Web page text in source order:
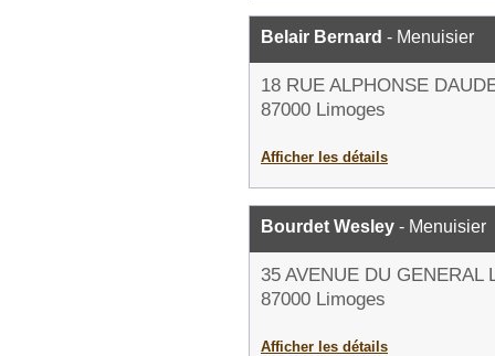
Belair Bernard - Menuisier
18 RUE ALPHONSE
87000 Limoges
Afficher les détails
Bourdet Wesley - Menuisier
35 AVENUE DU GENERAL
87000 Limoges
Afficher les détails